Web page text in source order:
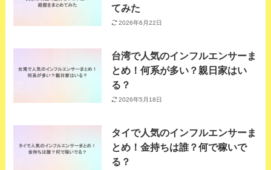
てみた
2026年6月22日
台湾で人気のインフルエンサーま
とめ！何系が多い？親日家はい
る？
2026年5月18日
タイで人気のインフルエンサーま
とめ！金持ちは誰？何で稼いで
る？